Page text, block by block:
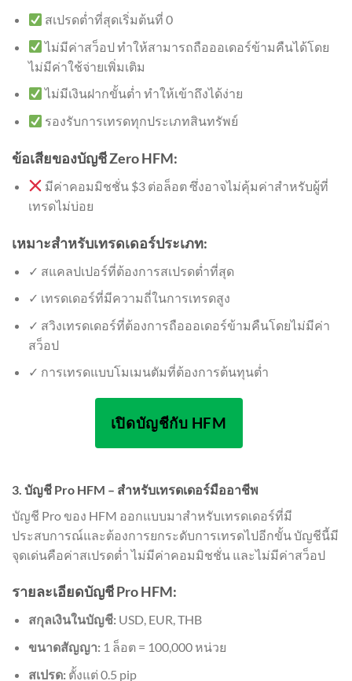
สเปรดต่ำที่สุดเริ่มต้นที่ 0
ไม่มีค่าสว็อป ทำให้สามารถถือออเดอร์ข้ามคืนได้โดย
ไม่มีค่าใช้จ่ายเพิ่มเติม
ไม่มีเงินฝากขั้นต่ำ ทำให้เข้าถึงได้ง่าย
รองรับการเทรดทุกประเภทสินทรัพย์
ข้อเสียของบัญชี Zero HFM:
มีค่าคอมมิชชั่น $3 ต่อล็อต ซึ่งอาจไม่คุ้มค่าสำหรับผู้ที่
เทรดไม่บ่อย
เหมาะสำหรับเทรดเดอร์ประเภท:
✓ สแคลปเปอร์ที่ต้องการสเปรดต่ำที่สุด
✓ เทรดเดอร์ที่มีความถี่ในการเทรดสูง
✓ สวิงเทรดเดอร์ที่ต้องการถือออเดอร์ข้ามคืนโดยไม่มีค่า
สว็อป
✓ การเทรดแบบโมเมนตัมที่ต้องการต้นทุนต่ำ
เปิดบัญชีกับ HFM
3. บัญชี Pro HFM – สำหรับเทรดเดอร์มืออาชีพ
บัญชี Pro ของ HFM ออกแบบมาสำหรับเทรดเดอร์ที่มี
ประสบการณ์และต้องการยกระดับการเทรดไปอีกขั้น บัญชีนี้มี
จุดเด่นคือค่าสเปรดต่ำ ไม่มีค่าคอมมิชชั่น และไม่มีค่าสว็อป
รายละเอียดบัญชี Pro HFM:
สกุลเงินในบัญชี:USD, EUR, THB
ขนาดสัญญา:1 ล็อต = 100,000 หน่วย
สเปรด:ตั้งแต่ 0.5 pip